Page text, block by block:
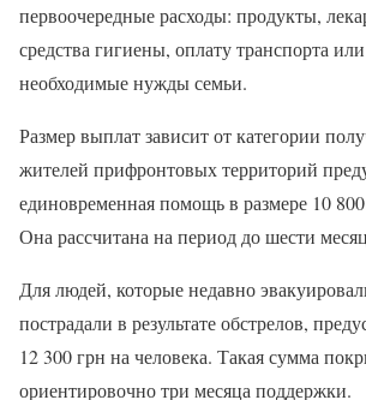
первоочередные расходы: продукты,
средства гигиены, оплату транспорта
необходимые нужды семьи.
Размер выплат зависит от категории
жителей прифронтовых территорий
единовременная помощь в размере 10
Она рассчитана на период до шести
Для людей, которые недавно
пострадали в результате обстрелов,
12 300 грн на человека. Такая сумма
ориентировочно три месяца поддержки.